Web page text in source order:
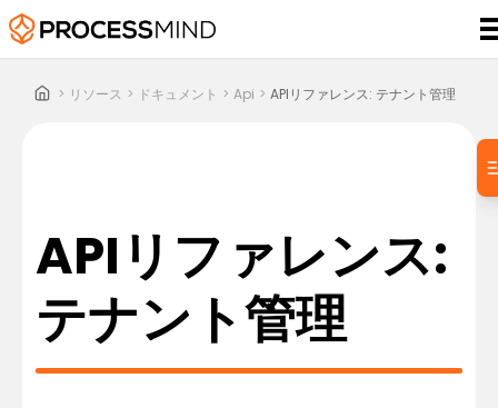
> リソース > ドキュメント > Api > APIリファレンス: テナント管理
APIリファレンス:
テナント管理